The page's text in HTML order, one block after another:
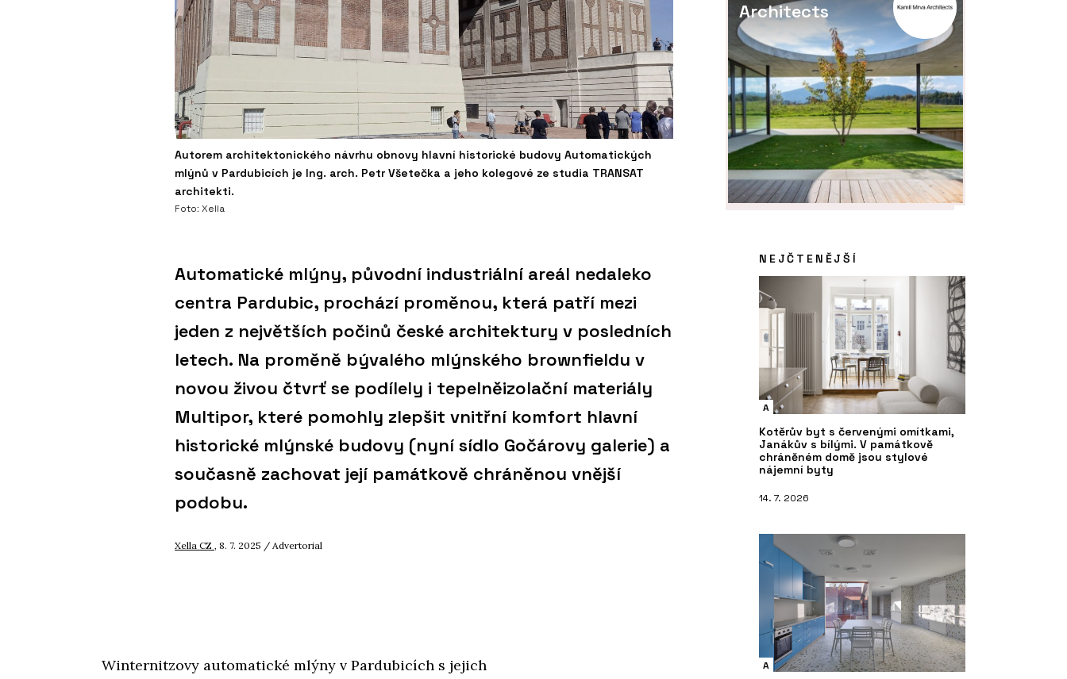
Autorem architektonického návrhu obnovy hlavní historické budovy Automatických
mlýnů v Pardubicích je Ing. arch. Petr Všetečka a jeho kolegové ze studia TRANSAT
architekti.
Foto: Xella
Automatické mlýny, původní industriální areál nedaleko
centra Pardubic, prochází proměnou, která patří mezi
jeden z největších počinů české architektury v posledních
letech. Na proměně bývalého mlýnského brownfieldu v
novou živou čtvrť se podílely i tepelněizolační materiály
Multipor, které pomohly zlepšit vnitřní komfort hlavní
historické mlýnské budovy (nyní sídlo Gočárovy galerie) a
současně zachovat její památkově chráněnou vnější
podobu.
Xella CZ , 8. 7. 2025 / Advertorial
Winternitzovy automatické mlýny v Pardubicích s jejich
Architects
NEJČTENĚJŠÍ
A
Kotěrův byt s červenými omítkami,
Janákův s bílými. V památkově
chráněném domě jsou stylové
nájemní byty
14. 7. 2026
A